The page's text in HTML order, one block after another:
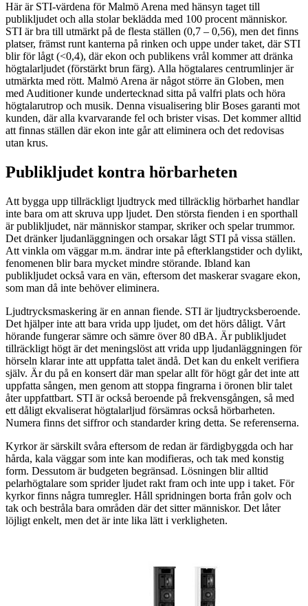
Här är STI-värdena för Malmö Arena med hänsyn taget till
publikljudet och alla stolar beklädda med 100 procent människor.
STI är bra till utmärkt på de flesta ställen (0,7 – 0,56), men det finns
platser, främst runt kanterna på rinken och uppe under taket, där STI
blir för lågt (<0,4), där ekon och publikens vrål kommer att dränka
högtalarljudet (förstärkt brun färg). Alla högtalares centrumlinjer är
utmärkta med rött. Malmö Arena är något större än Globen, men
med Auditioner kunde undertecknad sitta på valfri plats och höra
högtalarutrop och musik. Denna visualisering blir Boses garanti mot
kunden, där alla kvarvarande fel och brister visas. Det kommer alltid
att finnas ställen där ekon inte går att eliminera och det redovisas
utan krus.
Publikljudet kontra hörbarheten
Att bygga upp tillräckligt ljudtryck med tillräcklig hörbarhet handlar
inte bara om att skruva upp ljudet. Den största fienden i en sporthall
är publikljudet, när människor stampar, skriker och spelar trummor.
Det dränker ljudanläggningen och orsakar lågt STI på vissa ställen.
Att vinkla om väggar m.m. ändrar inte på efterklangstider och dylikt,
fenomenen blir bara mycket mindre störande. Ibland kan
publikljudet också vara en vän, eftersom det maskerar svagare ekon,
som man då inte behöver eliminera.
Ljudtrycksmaskering är en annan fiende. STI är ljudtrycksberoende.
Det hjälper inte att bara vrida upp ljudet, om det hörs dåligt. Vårt
hörande fungerar sämre och sämre över 80 dBA. Är publikljudet
tillräckligt högt är det meningslöst att vrida upp ljudanläggningen för
hörseln klarar inte att uppfatta talet ändå. Det kan du enkelt verifiera
själv. Är du på en konsert där man spelar allt för högt går det inte att
uppfatta sången, men genom att stoppa fingrarna i öronen blir talet
åter uppfattbart. STI är också beroende på frekvensgången, så med
ett dåligt ekvaliserat högtalarljud försämras också hörbarheten.
Numera finns det siffror och standarder kring detta. Se referenserna.
Kyrkor är särskilt svåra eftersom de redan är färdigbyggda och har
hårda, kala väggar som inte kan modifieras, och tak med konstig
form. Dessutom är budgeten begränsad. Lösningen blir alltid
pelarhögtalare som sprider ljudet rakt fram och inte upp i taket. För
kyrkor finns några tumregler. Håll spridningen borta från golv och
tak och bestråla bara områden där det sitter människor. Det låter
löjligt enkelt, men det är inte lika lätt i verkligheten.